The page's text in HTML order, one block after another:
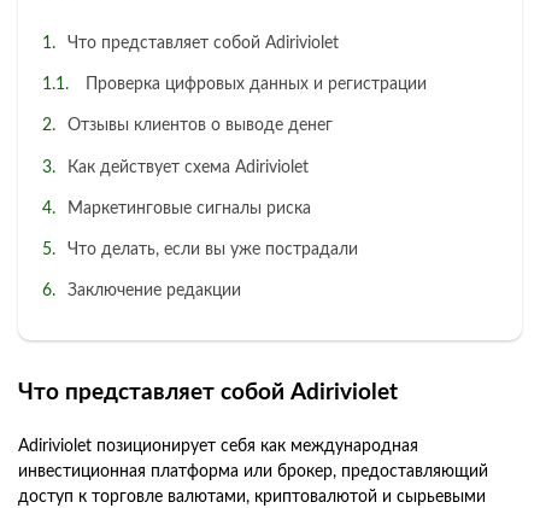
Что представляет собой Adiriviolet
Проверка цифровых данных и регистрации
Отзывы клиентов о выводе денег
Как действует схема Adiriviolet
Маркетинговые сигналы риска
Что делать, если вы уже пострадали
Заключение редакции
Что представляет собой Adiriviolet
Adiriviolet позиционирует себя как международная
инвестиционная платформа или брокер, предоставляющий
доступ к торговле валютами, криптовалютой и сырьевыми